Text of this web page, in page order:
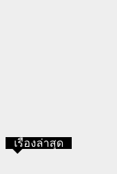
เรื่องล่าสุด